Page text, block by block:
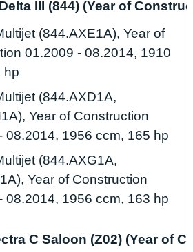
III (844) (Year of
(844.AXE1A), Year of
01.2009 - 08.2014, 1910
hp
(844.AXD1A,
Year of Construction
08.2014, 1956 ccm, 165 hp
(844.AXG1A,
Year of Construction
08.2014, 1956 ccm, 163 hp
C Saloon (Z02) (Year of